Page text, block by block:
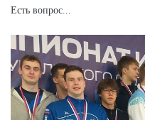
Есть вопрос...